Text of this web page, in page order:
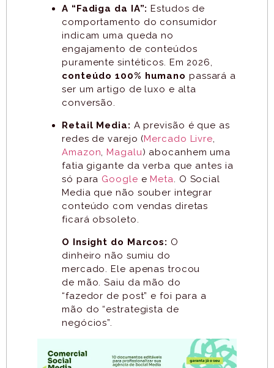
A “Fadiga da IA”: Estudos de
comportamento do consumidor
indicam uma queda no
engajamento de conteúdos
puramente sintéticos. Em 2026,
conteúdo 100% humano passará a
ser um artigo de luxo e alta
conversão.
Retail Media: A previsão é que as
redes de varejo (Mercado Livre
Amazon
Magalu) abocanhem uma
fatia gigante da verba que antes ia
só para Google e Meta
. O Social
Media que não souber integrar
conteúdo com vendas diretas
ficará obsoleto.
O Insight do Marcos: O
dinheiro não sumiu do
mercado. Ele apenas trocou
de mão. Saiu da mão do
“fazedor de post” e foi para a
mão do “estrategista de
negócios”.